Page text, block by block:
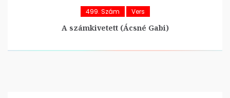
499. Szám Vers
A számkivetett (Ácsné Gabi)